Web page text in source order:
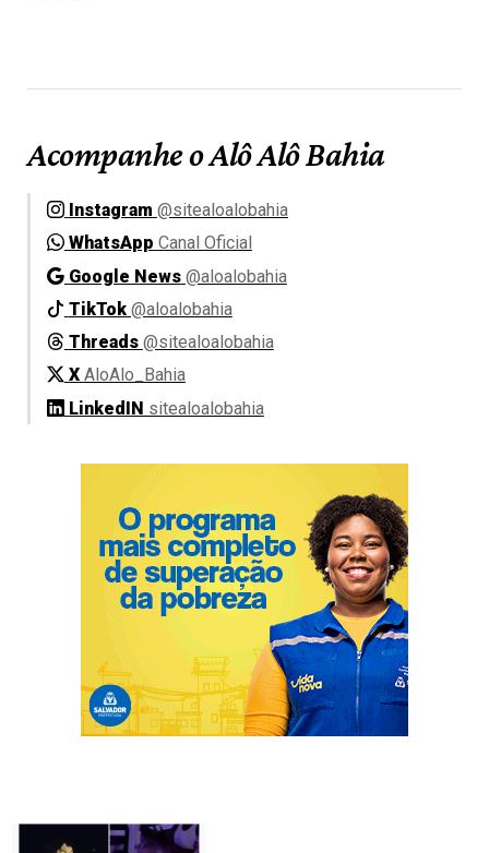
Acompanhe o Alô Alô Bahia
Instagram @sitealoalobahia
WhatsApp Canal Oficial
Google News @aloalobahia
TikTok @aloalobahia
Threads @sitealoalobahia
X AloAlo_Bahia
LinkedIN sitealoalobahia